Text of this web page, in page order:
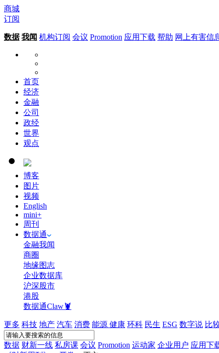
商城
订阅
数据 我闻 机构订阅 会议 Promotion 应用下载 帮助 网上有害信
首页
经济
金融
公司
政经
世界
观点
博客
图片
视频
English
mini+
周刊
数据通
金融我闻
商圈
地缘图志
企业数据库
沪深股市
港股
数据通Claw🦞
更多 科技 地产 汽车 消费 能源 健康 环科 民生 ESG 数字说 比
数据 财新一线 私房课 会议 Promotion 运动家 企业用户 应用下